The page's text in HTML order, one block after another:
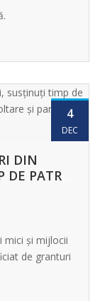
4
DEC
DIN
PATRU
mici și mijlocii
de granturi